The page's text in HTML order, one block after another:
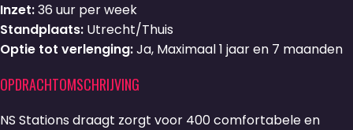
Inzet:36 uur per week
Standplaats: Utrecht/Thuis
Optie tot verlenging:Ja, Maximaal 1 jaar en 7 maanden
OPDRACHTOMSCHRIJVING
NS Stations draagt zorgt voor 400 comfortabele en